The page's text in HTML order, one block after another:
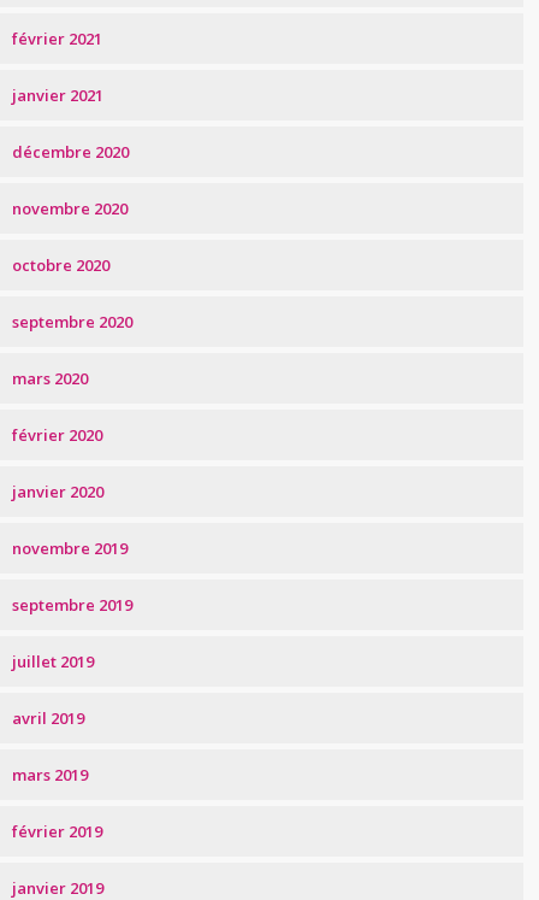
février 2021
janvier 2021
décembre 2020
novembre 2020
octobre 2020
septembre 2020
mars 2020
février 2020
janvier 2020
novembre 2019
septembre 2019
juillet 2019
avril 2019
mars 2019
février 2019
janvier 2019